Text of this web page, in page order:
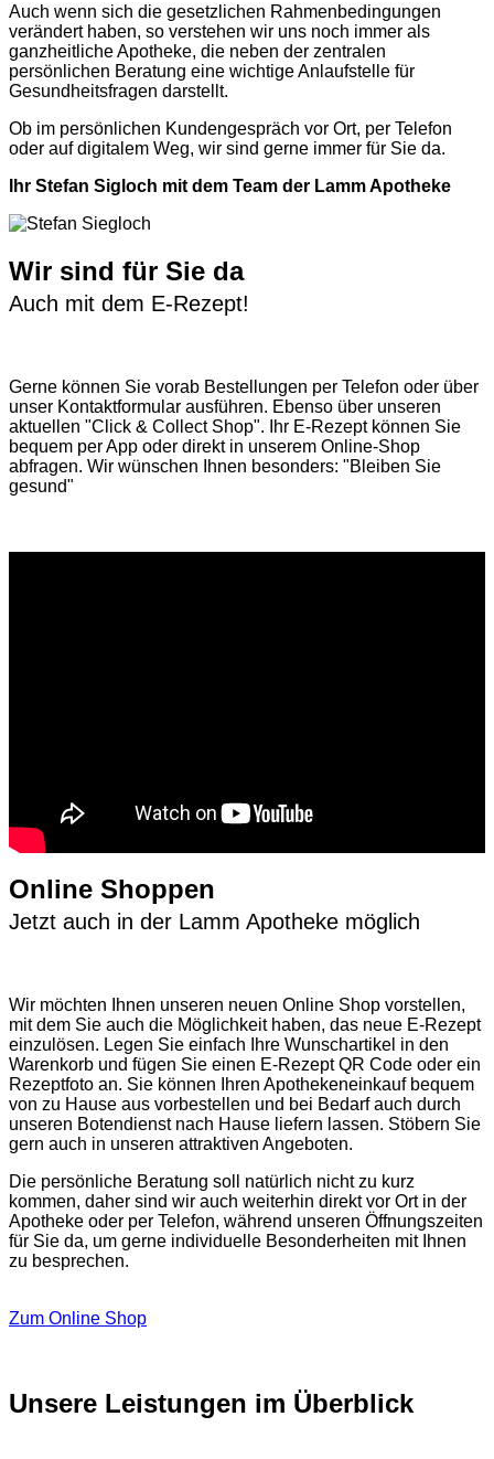
Auch wenn sich die gesetzlichen Rahmenbedingungen
verändert haben, so verstehen wir uns noch immer als
ganzheitliche Apotheke, die neben der zentralen
persönlichen Beratung eine wichtige Anlaufstelle für
Gesundheitsfragen darstellt.
Ob im persönlichen Kundengespräch vor Ort, per Telefon
oder auf digitalem Weg, wir sind gerne immer für Sie da.
Ihr Stefan Sigloch mit dem Team der Lamm Apotheke
Wir sind für Sie da
Auch mit dem E-Rezept!
Gerne können Sie vorab Bestellungen per Telefon oder über
unser Kontaktformular ausführen. Ebenso über unseren
aktuellen "Click & Collect Shop". Ihr E-Rezept können Sie
bequem per App oder direkt in unserem Online-Shop
abfragen. Wir wünschen Ihnen besonders: "Bleiben Sie
gesund"
Online Shoppen
Jetzt auch in der Lamm Apotheke möglich
Wir möchten Ihnen unseren neuen Online Shop vorstellen,
mit dem Sie auch die Möglichkeit haben, das neue E-Rezept
einzulösen. Legen Sie einfach Ihre Wunschartikel in den
Warenkorb und fügen Sie einen E-Rezept QR Code oder ein
Rezeptfoto an. Sie können Ihren Apothekeneinkauf bequem
von zu Hause aus vorbestellen und bei Bedarf auch durch
unseren Botendienst nach Hause liefern lassen. Stöbern Sie
gern auch in unseren attraktiven Angeboten.
Die persönliche Beratung soll natürlich nicht zu kurz
kommen, daher sind wir auch weiterhin direkt vor Ort in der
Apotheke oder per Telefon, während unseren Öffnungszeiten
für Sie da, um gerne individuelle Besonderheiten mit Ihnen
zu besprechen.
Zum Online Shop
Unsere Leistungen im Überblick